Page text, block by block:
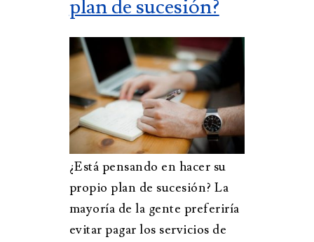
plan de sucesión?
¿Está pensando en hacer su
propio plan de sucesión? La
mayoría de la gente preferiría
evitar pagar los servicios de